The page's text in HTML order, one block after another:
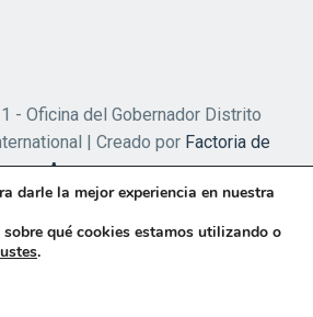
- Oficina del Gobernador Distrito
| Creado por Factoria de
Apps
darle la mejor experiencia en nuestra
qué cookies estamos utilizando o
.